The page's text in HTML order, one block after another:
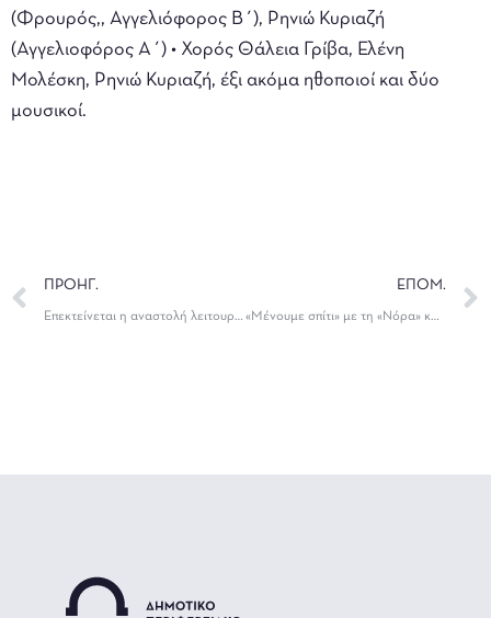
(Φρουρός,, Αγγελιόφορος Β΄), Ρηνιώ Κυριαζή
(Αγγελιοφόρος Α΄) • Χορός Θάλεια Γρίβα, Ελένη
Μολέσκη, Ρηνιώ Κυριαζή, έξι ακόµα ηθοποιοί και δύο
µουσικοί.
ΠΡΟΗΓ.
Επεκτείνεται η αναστολή λειτουργίας σεμιναρίων και δράσεων του ΔΗΠΕΘΕ Ιωαννίνων
ΕΠΟΜ.
«Μένουμε σπίτι» με τη «Νόρα» και το ΔΗΠΕΘΕ Ιωαννίνων